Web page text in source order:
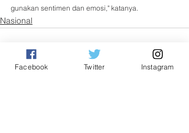
gunakan sentimen dan emosi," katanya.
Nasional
Facebook Twitter Instagram